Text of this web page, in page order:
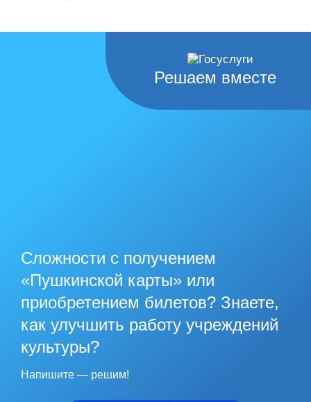
Решаем вместе
Сложности с получением
«Пушкинской карты» или
приобретением билетов? Знаете,
как улучшить работу учреждений
культуры?
Напишите — решим!